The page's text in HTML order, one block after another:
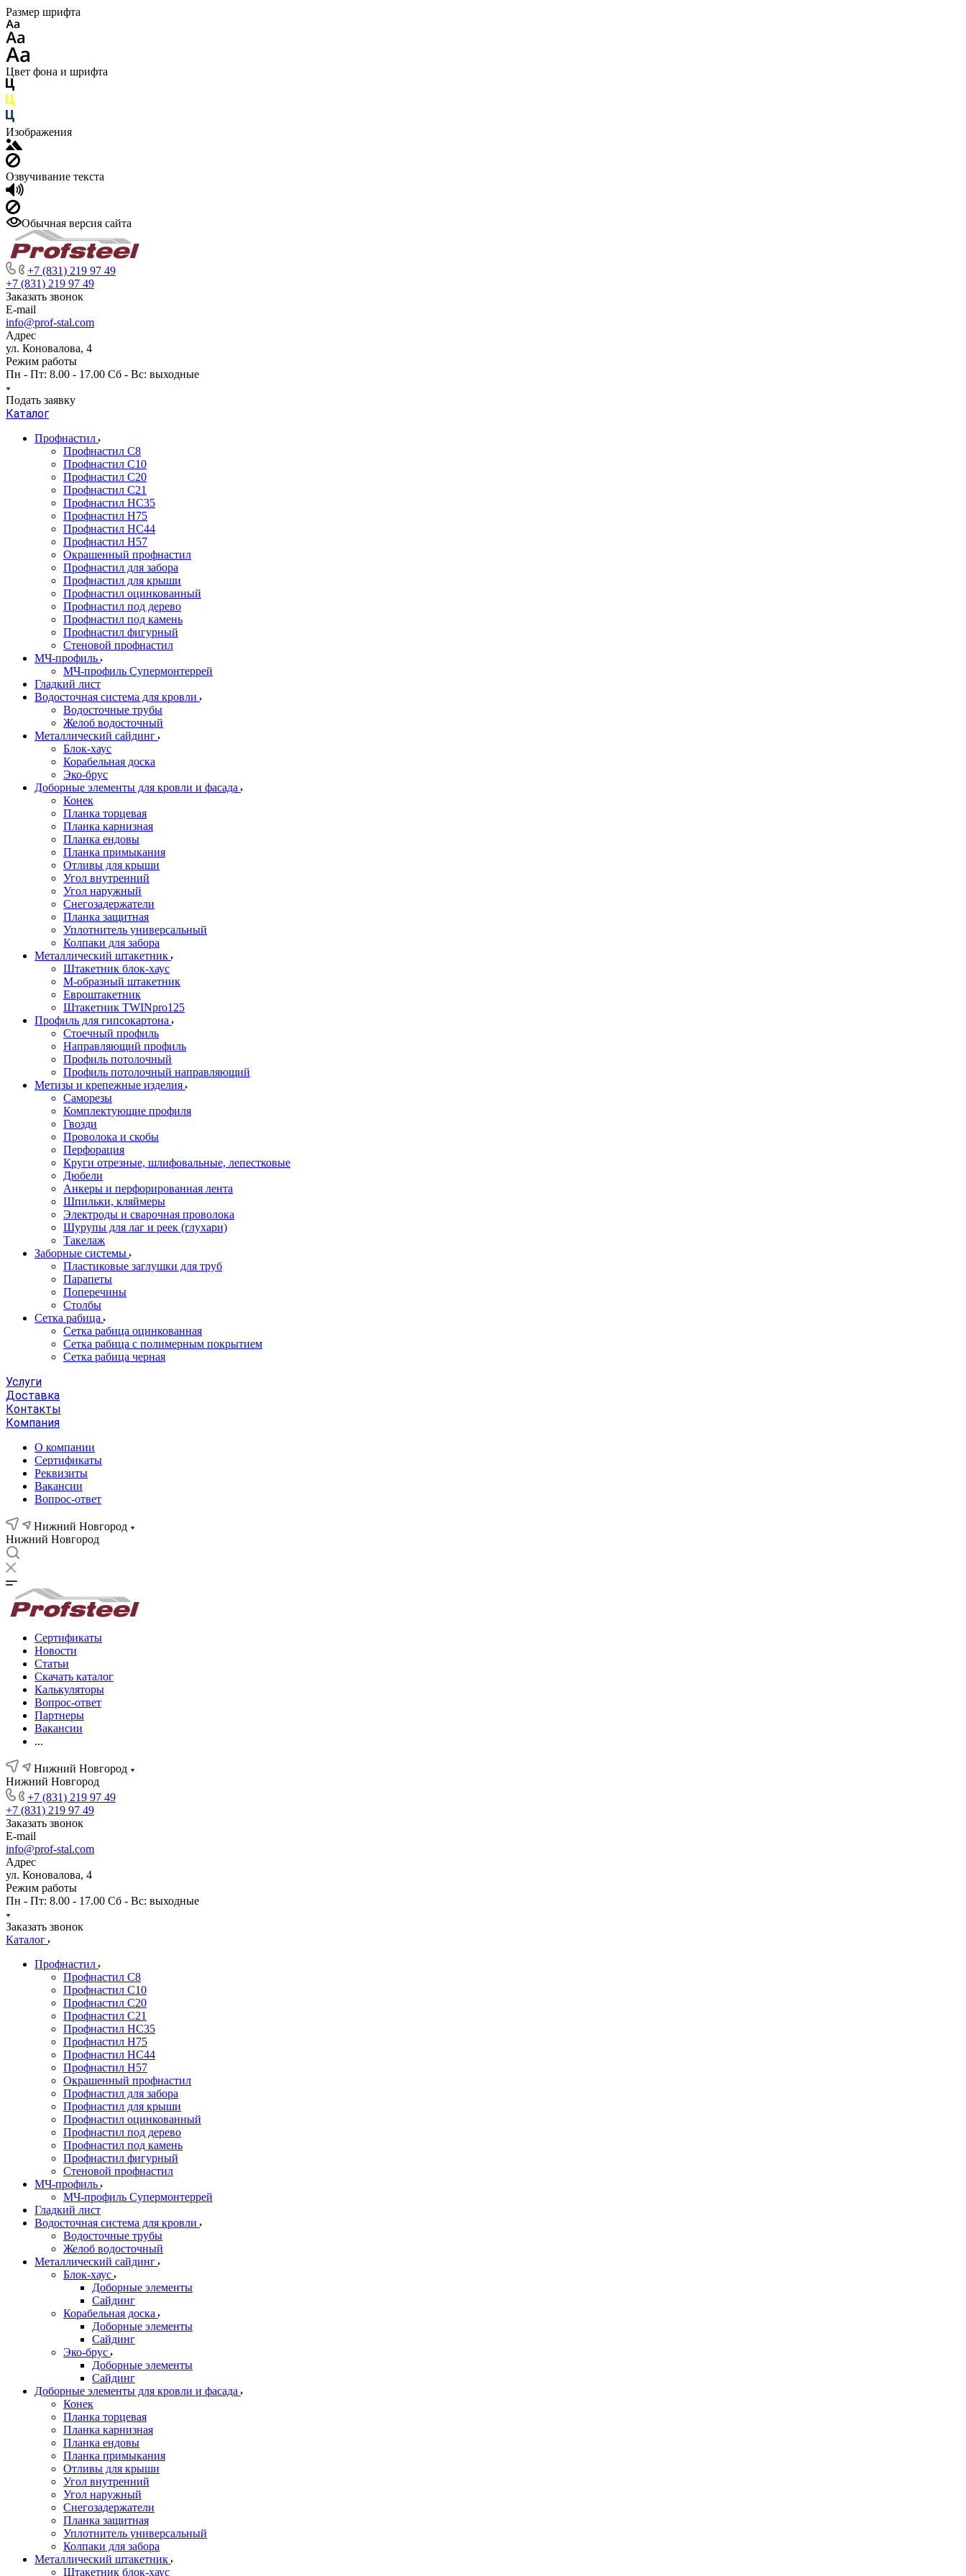
Размер шрифта
Цвет фона и шрифта
Изображения
Озвучивание текста
Обычная версия сайта
+7 (831) 219 97 49
+7 (831) 219 97 49
Заказать звонок
E-mail
info@prof-stal.com
Адрес
ул. Коновалова, 4
Режим работы
Пн - Пт: 8.00 - 17.00 Сб - Вс: выходные
Подать заявку
Каталог
Профнастил
Профнастил С8
Профнастил С10
Профнастил С20
Профнастил С21
Профнастил НС35
Профнастил Н75
Профнастил HC44
Профнастил Н57
Окрашенный профнастил
Профнастил для забора
Профнастил для крыши
Профнастил оцинкованный
Профнастил под дерево
Профнастил под камень
Профнастил фигурный
Стеновой профнастил
МЧ-профиль
МЧ-профиль Супермонтеррей
Гладкий лист
Водосточная система для кровли
Водосточные трубы
Желоб водосточный
Металлический сайдинг
Блок-хаус
Корабельная доска
Эко-брус
Доборные элементы для кровли и фасада
Конек
Планка торцевая
Планка карнизная
Планка ендовы
Планка примыкания
Отливы для крыши
Угол внутренний
Угол наружный
Снегозадержатели
Планка защитная
Уплотнитель универсальный
Колпаки для забора
Металлический штакетник
Штакетник блок-хаус
М-образный штакетник
Евроштакетник
Штакетник TWINpro125
Профиль для гипсокартона
Стоечный профиль
Направляющий профиль
Профиль потолочный
Профиль потолочный направляющий
Метизы и крепежные изделия
Саморезы
Комплектующие профиля
Гвозди
Проволока и скобы
Перфорация
Круги отрезные, шлифовальные, лепестковые
Дюбели
Анкеры и перфорированная лента
Шпильки, кляймеры
Электроды и сварочная проволока
Шурупы для лаг и реек (глухари)
Такелаж
Заборные системы
Пластиковые заглушки для труб
Парапеты
Поперечины
Столбы
Сетка рабица
Сетка рабица оцинкованная
Сетка рабица с полимерным покрытием
Сетка рабица черная
Услуги
Доставка
Контакты
Компания
О компании
Сертификаты
Реквизиты
Вакансии
Вопрос-ответ
Нижний Новгород
Нижний Новгород
Сертификаты
Новости
Статьи
Скачать каталог
Калькуляторы
Вопрос-ответ
Партнеры
Вакансии
...
Нижний Новгород
Нижний Новгород
+7 (831) 219 97 49
+7 (831) 219 97 49
Заказать звонок
E-mail
info@prof-stal.com
Адрес
ул. Коновалова, 4
Режим работы
Пн - Пт: 8.00 - 17.00 Сб - Вс: выходные
Заказать звонок
Каталог
Профнастил
Профнастил С8
Профнастил С10
Профнастил С20
Профнастил С21
Профнастил НС35
Профнастил Н75
Профнастил HC44
Профнастил Н57
Окрашенный профнастил
Профнастил для забора
Профнастил для крыши
Профнастил оцинкованный
Профнастил под дерево
Профнастил под камень
Профнастил фигурный
Стеновой профнастил
МЧ-профиль
МЧ-профиль Супермонтеррей
Гладкий лист
Водосточная система для кровли
Водосточные трубы
Желоб водосточный
Металлический сайдинг
Блок-хаус
Доборные элементы
Сайдинг
Корабельная доска
Доборные элементы
Сайдинг
Эко-брус
Доборные элементы
Сайдинг
Доборные элементы для кровли и фасада
Конек
Планка торцевая
Планка карнизная
Планка ендовы
Планка примыкания
Отливы для крыши
Угол внутренний
Угол наружный
Снегозадержатели
Планка защитная
Уплотнитель универсальный
Колпаки для забора
Металлический штакетник
Штакетник блок-хаус